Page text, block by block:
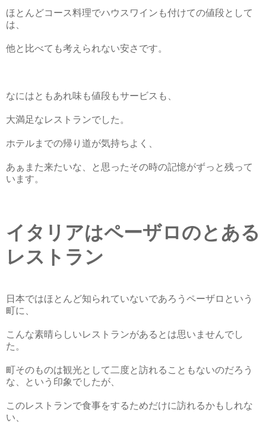
ほとんどコース料理でハウスワインも付けての値段として
は、
他と比べても考えられない安さです。
なにはともあれ味も値段もサービスも、
大満足なレストランでした。
ホテルまでの帰り道が気持ちよく、
あぁまた来たいな、と思ったその時の記憶がずっと残って
います。
イタリアはペーザロのとある
レストラン
日本ではほとんど知られていないであろうペーザロという
町に、
こんな素晴らしいレストランがあるとは思いませんでし
た。
町そのものは観光として二度と訪れることもないのだろう
な、という印象でしたが、
このレストランで食事をするためだけに訪れるかもしれな
い、